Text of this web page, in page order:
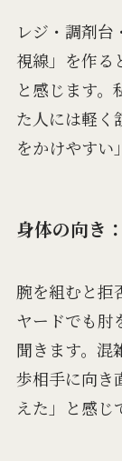
レジ・調剤台
視線」を作る
と感じます。
た人には軽く
をかけやすい
身体の向き
腕を組むと拒
ヤードでも肘
聞きます。混
歩相手に向き
えた」と感じ